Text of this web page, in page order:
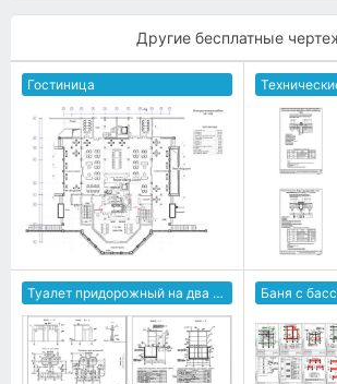
Другие бесплатные
Гостиница
Туалет придорожный на два очка Баня с